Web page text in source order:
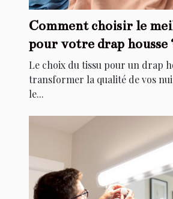
Comment choisir le
pour votre drap housse
Le choix du tissu pour un drap
transformer la qualité de vos
le...